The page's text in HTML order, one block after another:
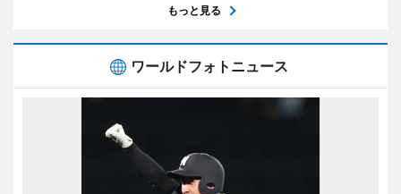
もっと見る
ワールドフォトニュース